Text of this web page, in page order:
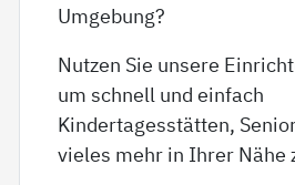
Umgebung?
Nutzen Sie unsere
um schnell und einfach
Kindertagesstätten,
vieles mehr in Ihrer Nähe